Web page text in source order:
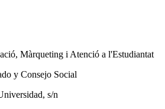
Màrqueting i Atenció a l'Estudiantat
y Consejo Social
s/n